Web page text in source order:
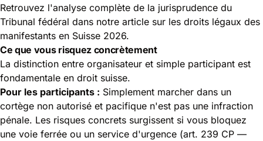
Retrouvez l'analyse complète de la jurisprudence du
Tribunal fédéral dans notre article sur les droits légaux des
manifestants en Suisse 2026.
Ce que vous risquez concrètement
La distinction entre organisateur et simple participant est
fondamentale en droit suisse.
Pour les participants : Simplement marcher dans un
cortège non autorisé et pacifique n'est pas une infraction
pénale. Les risques concrets surgissent si vous bloquez
une voie ferrée ou un service d'urgence (art. 239 CP —